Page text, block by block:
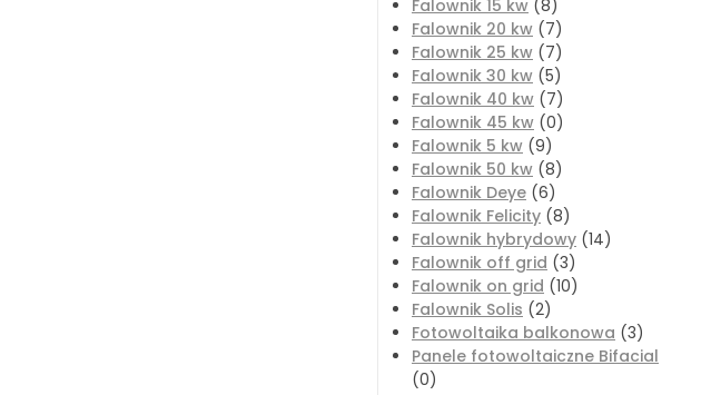
Falownik 15 kw (8)
Falownik 20 kw (7)
Falownik 25 kw (7)
Falownik 30 kw (5)
Falownik 40 kw (7)
Falownik 45 kw (0)
Falownik 5 kw (9)
Falownik 50 kw (8)
Falownik Deye (6)
Falownik Felicity (8)
Falownik hybrydowy (14)
Falownik off grid (3)
Falownik on grid (10)
Falownik Solis (2)
Fotowoltaika balkonowa (3)
Panele fotowoltaiczne Bifacial
(0)